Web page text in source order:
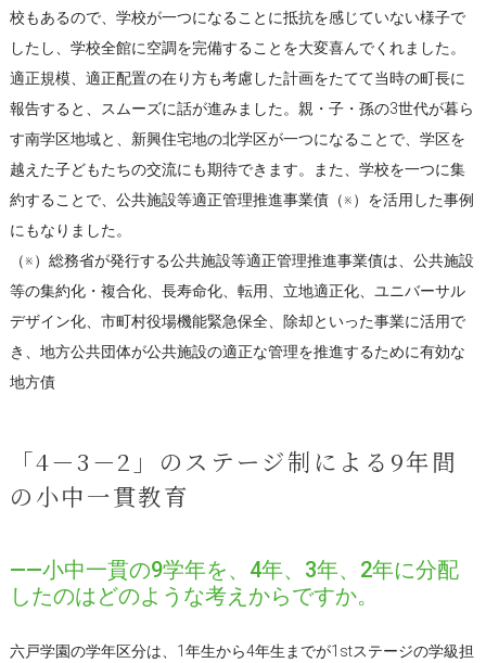
校もあるので、学校が一つになることに抵抗を感じていない様子で
したし、学校全館に空調を完備することを大変喜んでくれました。
適正規模、適正配置の在り方も考慮した計画をたてて当時の町長に
報告すると、スムーズに話が進みました。親・子・孫の3世代が暮ら
す南学区地域と、新興住宅地の北学区が一つになることで、学区を
越えた子どもたちの交流にも期待できます。また、学校を一つに集
約することで、公共施設等適正管理推進事業債（※）を活用した事例
にもなりました。
（※）総務省が発行する公共施設等適正管理推進事業債は、公共施設
等の集約化・複合化、長寿命化、転用、立地適正化、ユニバーサル
デザイン化、市町村役場機能緊急保全、除却といった事業に活用で
き、地方公共団体が公共施設の適正な管理を推進するために有効な
地方債
「4－3－2」のステージ制による9年間
の小中一貫教育
――小中一貫の9学年を、4年、3年、2年に分配
したのはどのような考えからですか。
六戸学園の学年区分は、1年生から4年生までが1stステージの学級担